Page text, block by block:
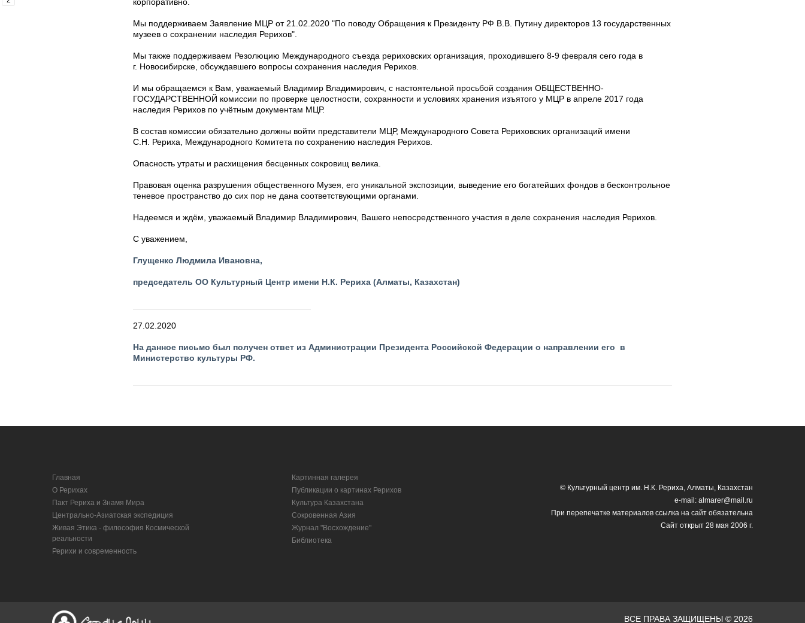
Мы поддерживаем Заявление МЦР от 21.02.2020 "По поводу Обращения к Президенту РФ В.В. Путину директоров 13 государственных
музеев о сохранении наследия Рерихов".
Мы также поддерживаем Резолюцию Международного съезда рериховских организация, проходившего 8-9 февраля сего года в
г. Новосибирске, обсуждавшего вопросы сохранения наследия Рерихов.
И мы обращаемся к Вам, уважаемый Владимир Владимирович, с настоятельной просьбой создания ОБЩЕСТВЕННО-
ГОСУДАРСТВЕННОЙ комиссии по проверке целостности, сохранности и условиях хранения изъятого у МЦР в апреле 2017 года
наследия Рерихов по учётным документам МЦР.
В состав комиссии обязательно должны войти представители МЦР, Международного Совета Рериховских организаций имени
С.Н. Рериха, Международного Комитета по сохранению наследия Рерихов.
Опасность утраты и расхищения бесценных сокровищ велика.
Правовая оценка разрушения общественного Музея, его уникальной экспозиции, выведение его богатейших фондов в бесконтрольное
теневое пространство до сих пор не дана соответствующими органами.
Надеемся и ждём, уважаемый Владимир Владимирович, Вашего непосредственного участия в деле сохранения наследия Рерихов.
С уважением,
Глущенко Людмила Ивановна,
председатель ОО Культурный Центр имени Н.К. Рериха (Алматы, Казахстан)
27.02.2020
На данное письмо был получен ответ из Администрации Президента Российской Федерации о направлении его в
Министерство культуры РФ.
Главная
О Рерихах
Пакт Рериха и Знамя Мира
Центрально-Азиатская экспедиция
Живая Этика - философия Космической
реальности
Рерихи и современность
Картинная галерея
Публикации о картинах Рерихов
Культура Казахстана
Сокровенная Азия
Журнал "Восхождение"
Библиотека
© Культурный центр им. Н.К. Рериха, Алматы, Казахстан
e-mail: almarer@mail.ru
При перепечатке материалов ссылка на сайт обязательна
Сайт открыт 28 мая 2006 г.
ВСЕ ПРАВА ЗАЩИЩЕНЫ © 2026